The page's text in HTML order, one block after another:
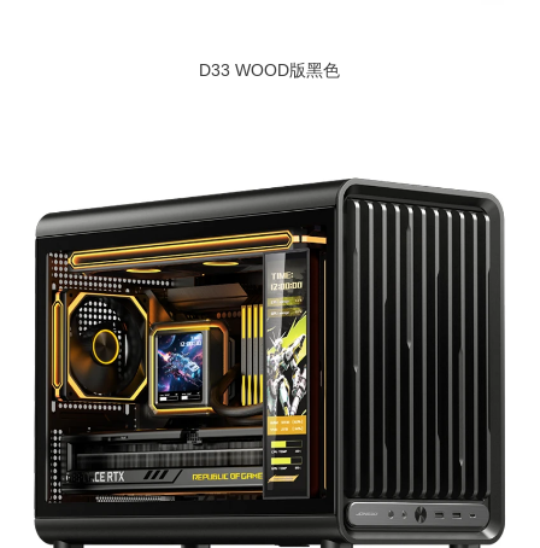
D33 WOOD版黑色